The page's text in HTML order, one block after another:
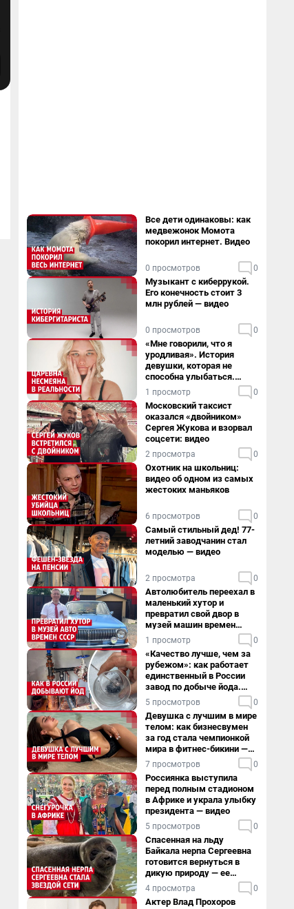
Все дети одинаковы: как
медвежонок Момота
покорил интернет. Видео
0 просмотров 0
Музыкант с киберрукой.
Его конечность стоит 3
млн рублей — видео
0 просмотров 0
«Мне говорили, что я
уродливая». История
девушки, которая не
способна улыбаться.
Видео
1 просмотр 0
Московский таксист
оказался «двойником»
Сергея Жукова и взорвал
соцсети: видео
2 просмотра 0
Охотник на школьниц:
видео об одном из самых
жестоких маньяков
6 просмотров 0
Самый стильный дед! 77-
летний заводчанин стал
моделью — видео
2 просмотра 0
Автолюбитель переехал в
маленький хутор и
превратил свой двор в
музей машин времен
СССР. Видео
1 просмотр 0
«Качество лучше, чем за
рубежом»: как работает
единственный в России
завод по добыче йода.
Видео
5 просмотров 0
Девушка с лучшим в мире
телом: как бизнесвумен
за год стала чемпионкой
мира в фитнес-бикини —
видео
7 просмотров 0
Россиянка выступила
перед полным стадионом
в Африке и украла улыбку
президента — видео
5 просмотров 0
Спасенная на льду
Байкала нерпа Сергеевна
готовится вернуться в
дикую природу — ее
видеоистория
4 просмотра 0
Актер Влад Прохоров